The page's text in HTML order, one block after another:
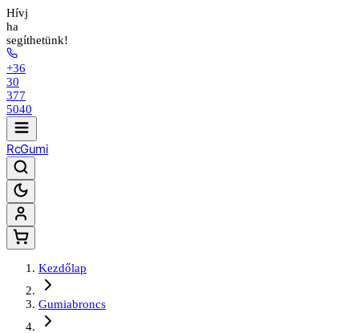
Hívj
ha
segíthetünk!
+36
30
377
5040
RcGumi
Kezdőlap
Gumiabroncs